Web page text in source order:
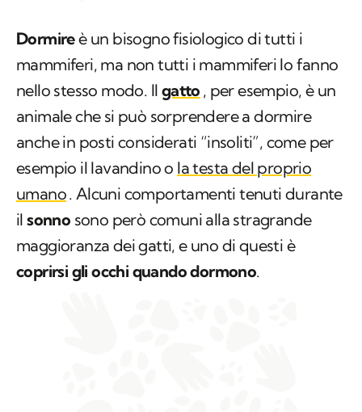
Dormireè un bisogno fisiologico di tutti i
mammiferi, ma non tutti i mammiferi lo fanno
nello stesso modo. Il gatto , per esempio, è un
animale che si può sorprendere a dormire
anche in posti considerati “insoliti”, come per
esempio il lavandino o la testa del proprio
umano. Alcuni comportamenti tenuti durante
ilsonno sono però comuni alla stragrande
maggioranza dei gatti, e uno di questi è
coprirsi gli occhi quando dormono.